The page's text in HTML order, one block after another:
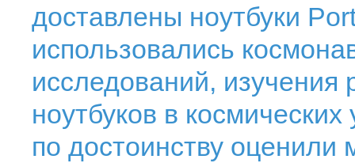
доставлены ноутбуки
использовались
исследований, изучения
ноутбуков в
по достоинству